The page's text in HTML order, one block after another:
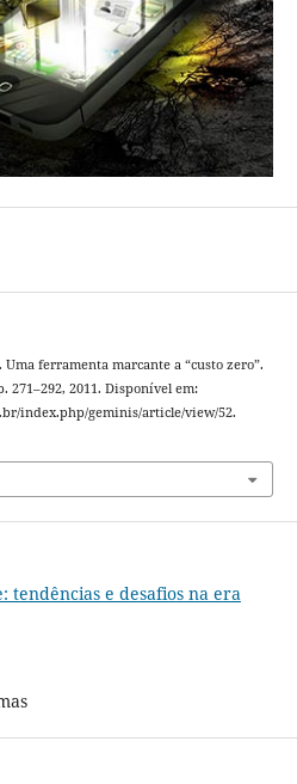
Uma ferramenta marcante a “custo zero”.
271–292, 2011. Disponível em:
index.php/geminis/article/view/52.
tendências e desafios na era